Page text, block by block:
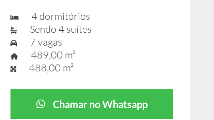
4 dormitórios
Sendo 4 suítes
7 vagas
489,00 m²
488,00 m²
Chamar no Whatsapp